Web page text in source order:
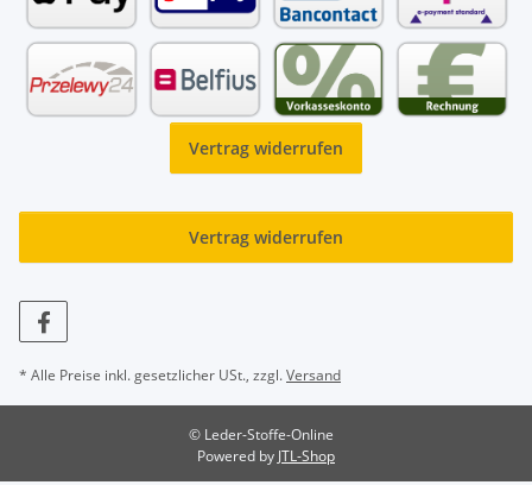
Vertrag widerrufen
Vertrag widerrufen
* Alle Preise inkl. gesetzlicher USt., zzgl.Versand
© Leder-Stoffe-Online
Powered by JTL-Shop